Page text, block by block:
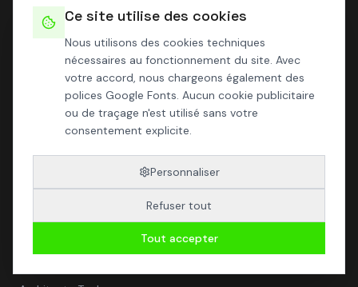
Cabinet d'architectes à Toulouse depuis 1988. Spécialistes
en architecture durable, bâtiments passifs et éco-
NAVIGATION
Ce site utilise des cookies
Nous utilisons des cookies techniques
nécessaires au fonctionnement du site. Avec
votre accord, nous chargeons également des
polices Google Fonts. Aucun cookie publicitaire
ou de traçage n'est utilisé sans votre
consentement explicite.
Personnaliser
Refuser tout
Tout accepter